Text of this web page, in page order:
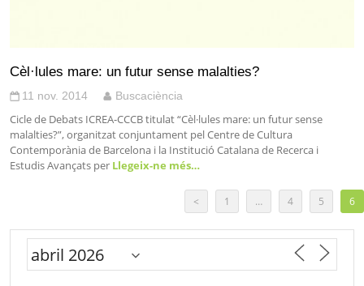
Cèl·lules mare: un futur sense malalties?
11 nov. 2014 Buscaciència
Cicle de Debats ICREA-CCCB titulat “Cèl·lules mare: un futur sense
malalties?”, organitzat conjuntament pel Centre de Cultura
Contemporània de Barcelona i la Institució Catalana de Recerca i
Estudis Avançats per Llegeix-ne més…
< 1 … 4 5 6